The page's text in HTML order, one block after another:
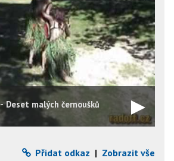
Deset malých černoušků
Přidat odkaz | Zobrazit vše